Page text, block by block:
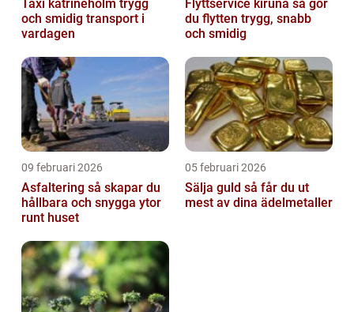
Taxi katrineholm trygg
och smidig transport i
vardagen
Flyttservice kiruna så gör
du flytten trygg, snabb
och smidig
09 februari 2026
Asfaltering så skapar du
hållbara och snygga ytor
runt huset
05 februari 2026
Sälja guld så får du ut
mest av dina ädelmetaller